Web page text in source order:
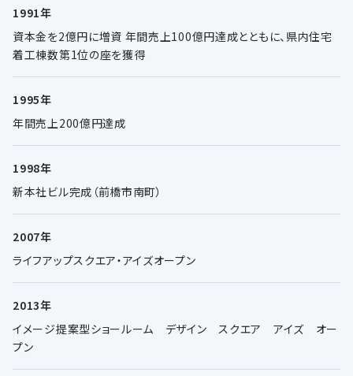
1991年
資本金を2億円に増資 年間売上100億円達成とともに、県内住宅
着工棟数第1位の座を獲得
1995年
年間売上200億円達成
1998年
新本社ビル完成（前橋市南町）
2007年
ライフアップスクエア・アイズオープン
2013年
イメージ提案型ショールーム デザイン スクエア アイズ オー
プン